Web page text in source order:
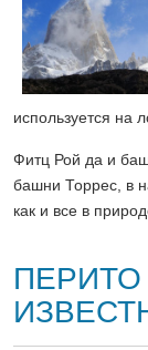
используется на
Фитц Рой да и
башни Торрес, в
как и все в